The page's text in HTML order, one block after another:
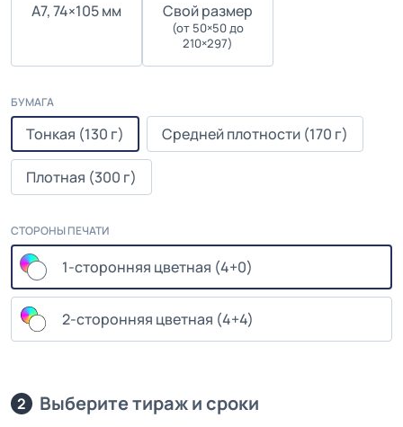
А7, 74×105 мм Cвой размер
(от 50×50 до
210×297)
БУМАГА
Тонкая (130 г) Средней плотности (170 г)
Плотная (300 г)
СТОРОНЫ ПЕЧАТИ
1-сторонняя цветная (4+0)
2-сторонняя цветная (4+4)
2 Выберите тираж и сроки